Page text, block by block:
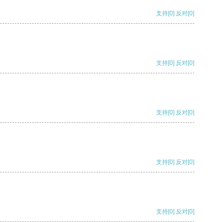
支持[0] 反对[0]
支持[0] 反对[0]
支持[0] 反对[0]
支持[0] 反对[0]
支持[0] 反对[0]